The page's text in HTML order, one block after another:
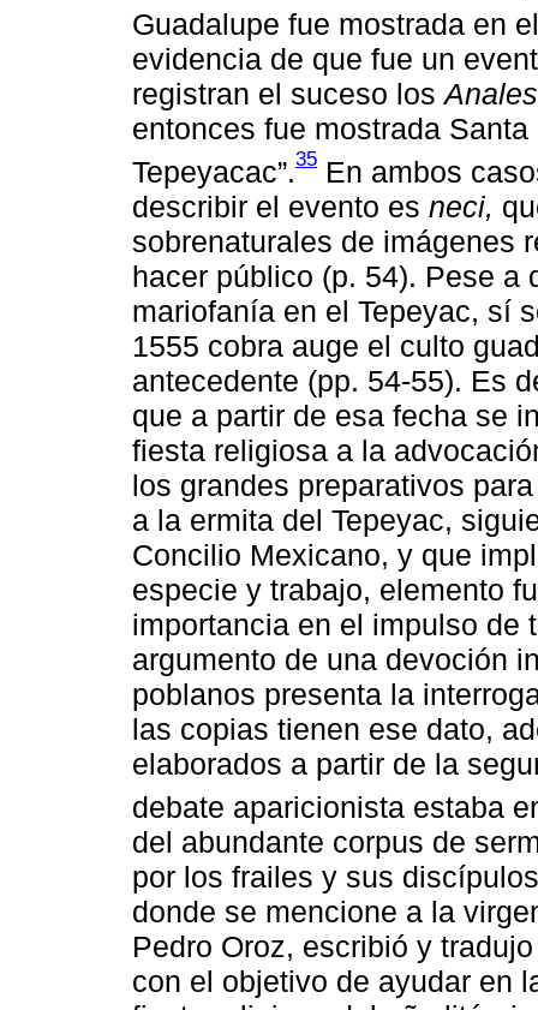
Guadalupe fue mostrada en
evidencia de que fue un
registran el suceso los
entonces fue mostrada
Tepeyacac”.35 En ambos
describir el evento es neci,
sobrenaturales de imágenes
hacer público (p. 54). Pese a
mariofanía en el Tepeyac, sí
1555 cobra auge el culto
antecedente (pp. 54-55). Es
que a partir de esa fecha se
fiesta religiosa a la
los grandes preparativos
a la ermita del Tepeyac,
Concilio Mexicano, y que
especie y trabajo, elemento
importancia en el impulso de
argumento de una devoción
poblanos presenta la
las copias tienen ese dato,
elaborados a partir de la
debate aparicionista estaba
del abundante corpus de
por los frailes y sus
donde se mencione a la
Pedro Oroz, escribió y
con el objetivo de ayudar en